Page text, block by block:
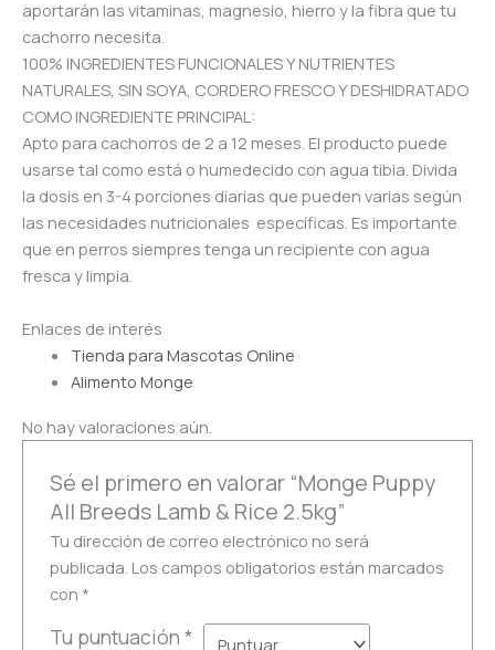
aportarán las vitaminas, magnesio, hierro y la fibra que tu
cachorro necesita.
100% INGREDIENTES FUNCIONALES Y NUTRIENTES
NATURALES, SIN SOYA, CORDERO FRESCO Y DESHIDRATADO
COMO INGREDIENTE PRINCIPAL:
Apto para cachorros de 2 a 12 meses. El producto puede
usarse tal como está o humedecido con agua tibia. Divida
la dosis en 3-4 porciones diarias que pueden varias según
las necesidades nutricionales específicas. Es importante
que en perros siempres tenga un recipiente con agua
fresca y limpia.
Enlaces de interés
Tienda para Mascotas Online
Alimento Monge
No hay valoraciones aún.
Sé el primero en valorar “Monge Puppy
All Breeds Lamb & Rice 2.5kg”
Tu dirección de correo electrónico no será
publicada. Los campos obligatorios están marcados
con *
Tu puntuación*